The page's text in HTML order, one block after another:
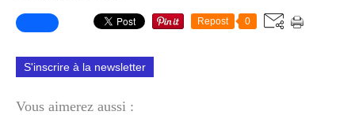
Repost 0
S'inscrire à la newsletter
Vous aimerez aussi :